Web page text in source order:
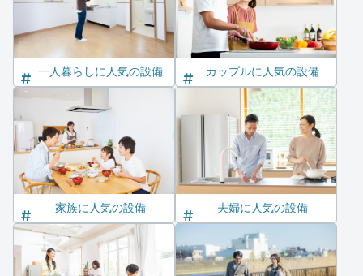
一人暮らしに人気の設備 カップルに人気の設備
家族に人気の設備 夫婦に人気の設備